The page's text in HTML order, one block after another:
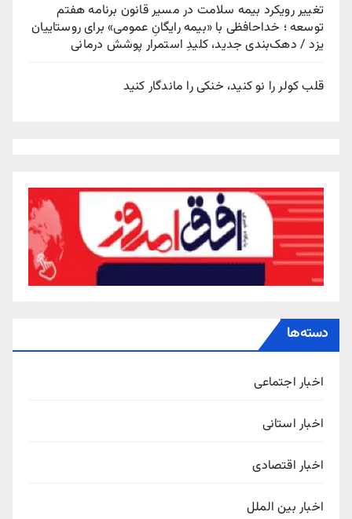
تغییر رویکرد بیمه سلامت در مسیر قانون برنامه هفتم
توسعه ؛ خداحافظی با «بیمه رایگانِ عمومی» برای روستاییان
یزد / دهک‌بندی جدید، کلیدِ استمرار پوشش درمانی
قلب کولر را نو کنید، خنکی را ماندگار کنید
دسته‌ها
اخبار اجتماعی
اخبار استانی
اخبار اقتصادی
اخبار بین الملل